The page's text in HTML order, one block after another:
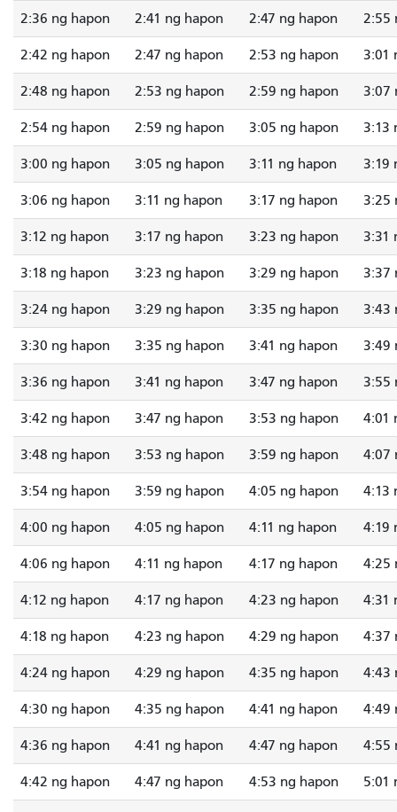
2:36 ng hapon 2:41 ng hapon 2:47 ng hapon 2:55
2:42 ng hapon 2:47 ng hapon 2:53 ng hapon 3:01
2:48 ng hapon 2:53 ng hapon 2:59 ng hapon 3:07
2:54 ng hapon 2:59 ng hapon 3:05 ng hapon 3:13
3:00 ng hapon 3:05 ng hapon 3:11 ng hapon 3:19
3:06 ng hapon 3:11 ng hapon 3:17 ng hapon 3:25
3:12 ng hapon 3:17 ng hapon 3:23 ng hapon 3:31
3:18 ng hapon 3:23 ng hapon 3:29 ng hapon 3:37
3:24 ng hapon 3:29 ng hapon 3:35 ng hapon 3:43
3:30 ng hapon 3:35 ng hapon 3:41 ng hapon 3:49
3:36 ng hapon 3:41 ng hapon 3:47 ng hapon 3:55
3:42 ng hapon 3:47 ng hapon 3:53 ng hapon 4:01
3:48 ng hapon 3:53 ng hapon 3:59 ng hapon 4:07
3:54 ng hapon 3:59 ng hapon 4:05 ng hapon 4:13
4:00 ng hapon 4:05 ng hapon 4:11 ng hapon 4:19
4:06 ng hapon 4:11 ng hapon 4:17 ng hapon 4:25
4:12 ng hapon 4:17 ng hapon 4:23 ng hapon 4:31
4:18 ng hapon 4:23 ng hapon 4:29 ng hapon 4:37
4:24 ng hapon 4:29 ng hapon 4:35 ng hapon 4:43
4:30 ng hapon 4:35 ng hapon 4:41 ng hapon 4:49
4:36 ng hapon 4:41 ng hapon 4:47 ng hapon 4:55
4:42 ng hapon 4:47 ng hapon 4:53 ng hapon 5:01